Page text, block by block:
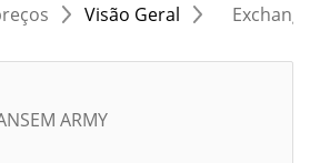
Visão Geral
ARMY